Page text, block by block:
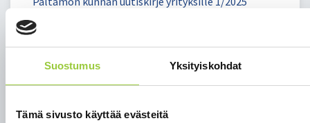
Suostumus Yksityiskohdat
Tämä sivusto käyttää evästeitä
Paltamon kunnan uutiskirje yrityksille 6/2024